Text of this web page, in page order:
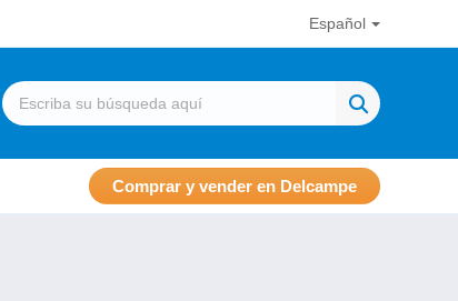
Español
Comprar y vender en Delcampe